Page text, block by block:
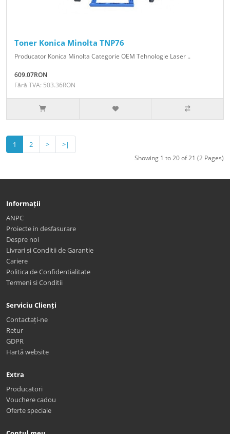
Toner Konica Minolta TNP76
Producator Konica Minolta Categorie OEM Tehnologie Laser ..
609.07RON
Fără TVA: 503.36RON
1 2 > >|
Showing 1 to 20 of 21 (2 Pages)
Informații
ANPC
Proiecte in desfasurare
Despre noi
Livrari si Conditii de Garantie
Cariere
Politica de Confidentialitate
Termeni si Conditii
Serviciu Clienți
Contactați-ne
Retur
GDPR
Hartă website
Extra
Producatori
Vouchere cadou
Oferte speciale